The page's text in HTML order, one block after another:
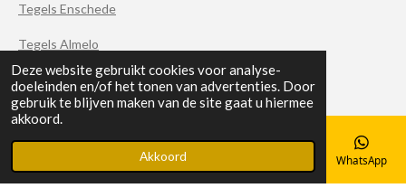
Deze website gebruikt cookies voor analyse-
doeleinden en/of het tonen van advertenties. Door
gebruik te blijven maken van de site gaat u hiermee
akkoord.
Akkoord
Tegels Enschede
Tegels Almelo
F
a
c
e
o
X
I
n
t
g
Telefoonnummer WhatsApp